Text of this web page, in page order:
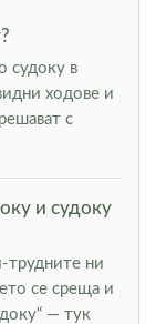
судоку в
ходове и
с
и судоку
трудните ни
се среща и
— тук